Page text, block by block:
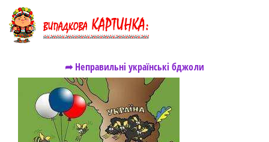
➦ Неправильні українські бджоли